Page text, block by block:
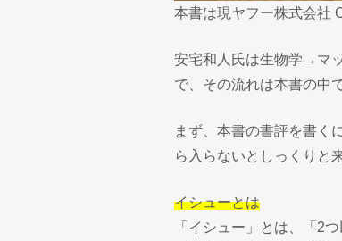
本書は現ヤフー株式会社
安宅和人氏は生物学→マ
で、その流れは本書の中
まず、本書の書評を書く
ら入らないとしっくりと
イシューとは
「イシュー」とは、「2